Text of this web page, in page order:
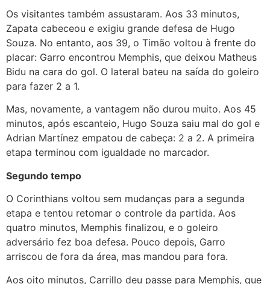
Os visitantes também assustaram. Aos 33 minutos,
Zapata cabeceou e exigiu grande defesa de Hugo
Souza. No entanto, aos 39, o Timão voltou à frente do
placar: Garro encontrou Memphis, que deixou Matheus
Bidu na cara do gol. O lateral bateu na saída do goleiro
para fazer 2 a 1.
Mas, novamente, a vantagem não durou muito. Aos 45
minutos, após escanteio, Hugo Souza saiu mal do gol e
Adrian Martínez empatou de cabeça: 2 a 2. A primeira
etapa terminou com igualdade no marcador.
Segundo tempo
O Corinthians voltou sem mudanças para a segunda
etapa e tentou retomar o controle da partida. Aos
quatro minutos, Memphis finalizou, e o goleiro
adversário fez boa defesa. Pouco depois, Garro
arriscou de fora da área, mas mandou para fora.
Aos oito minutos, Carrillo deu passe para Memphis, que